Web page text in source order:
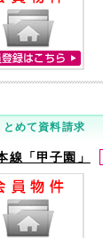
とめて資料請求
線「甲子園」